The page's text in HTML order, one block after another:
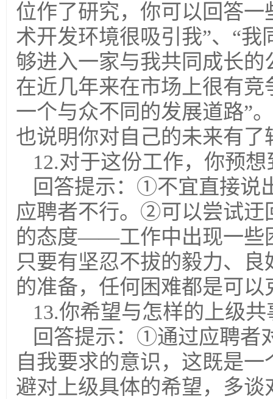
位作了研究，你可以回答
术开发环境很吸引我”、“
够进入一家与我共同成长的
在近几年来在市场上很有竞
一个与众不同的发展道路”
也说明你对自己的未来有
12.对于这份工作，你预
回答提示：①不宜直接说
应聘者不行。②可以尝试迂
的态度——工作中出现一些
只要有坚忍不拔的毅力、
的准备，任何困难都是可以
13.你希望与怎样的上级共
回答提示：①通过应聘者
自我要求的意识，这既是
避对上级具体的希望，多